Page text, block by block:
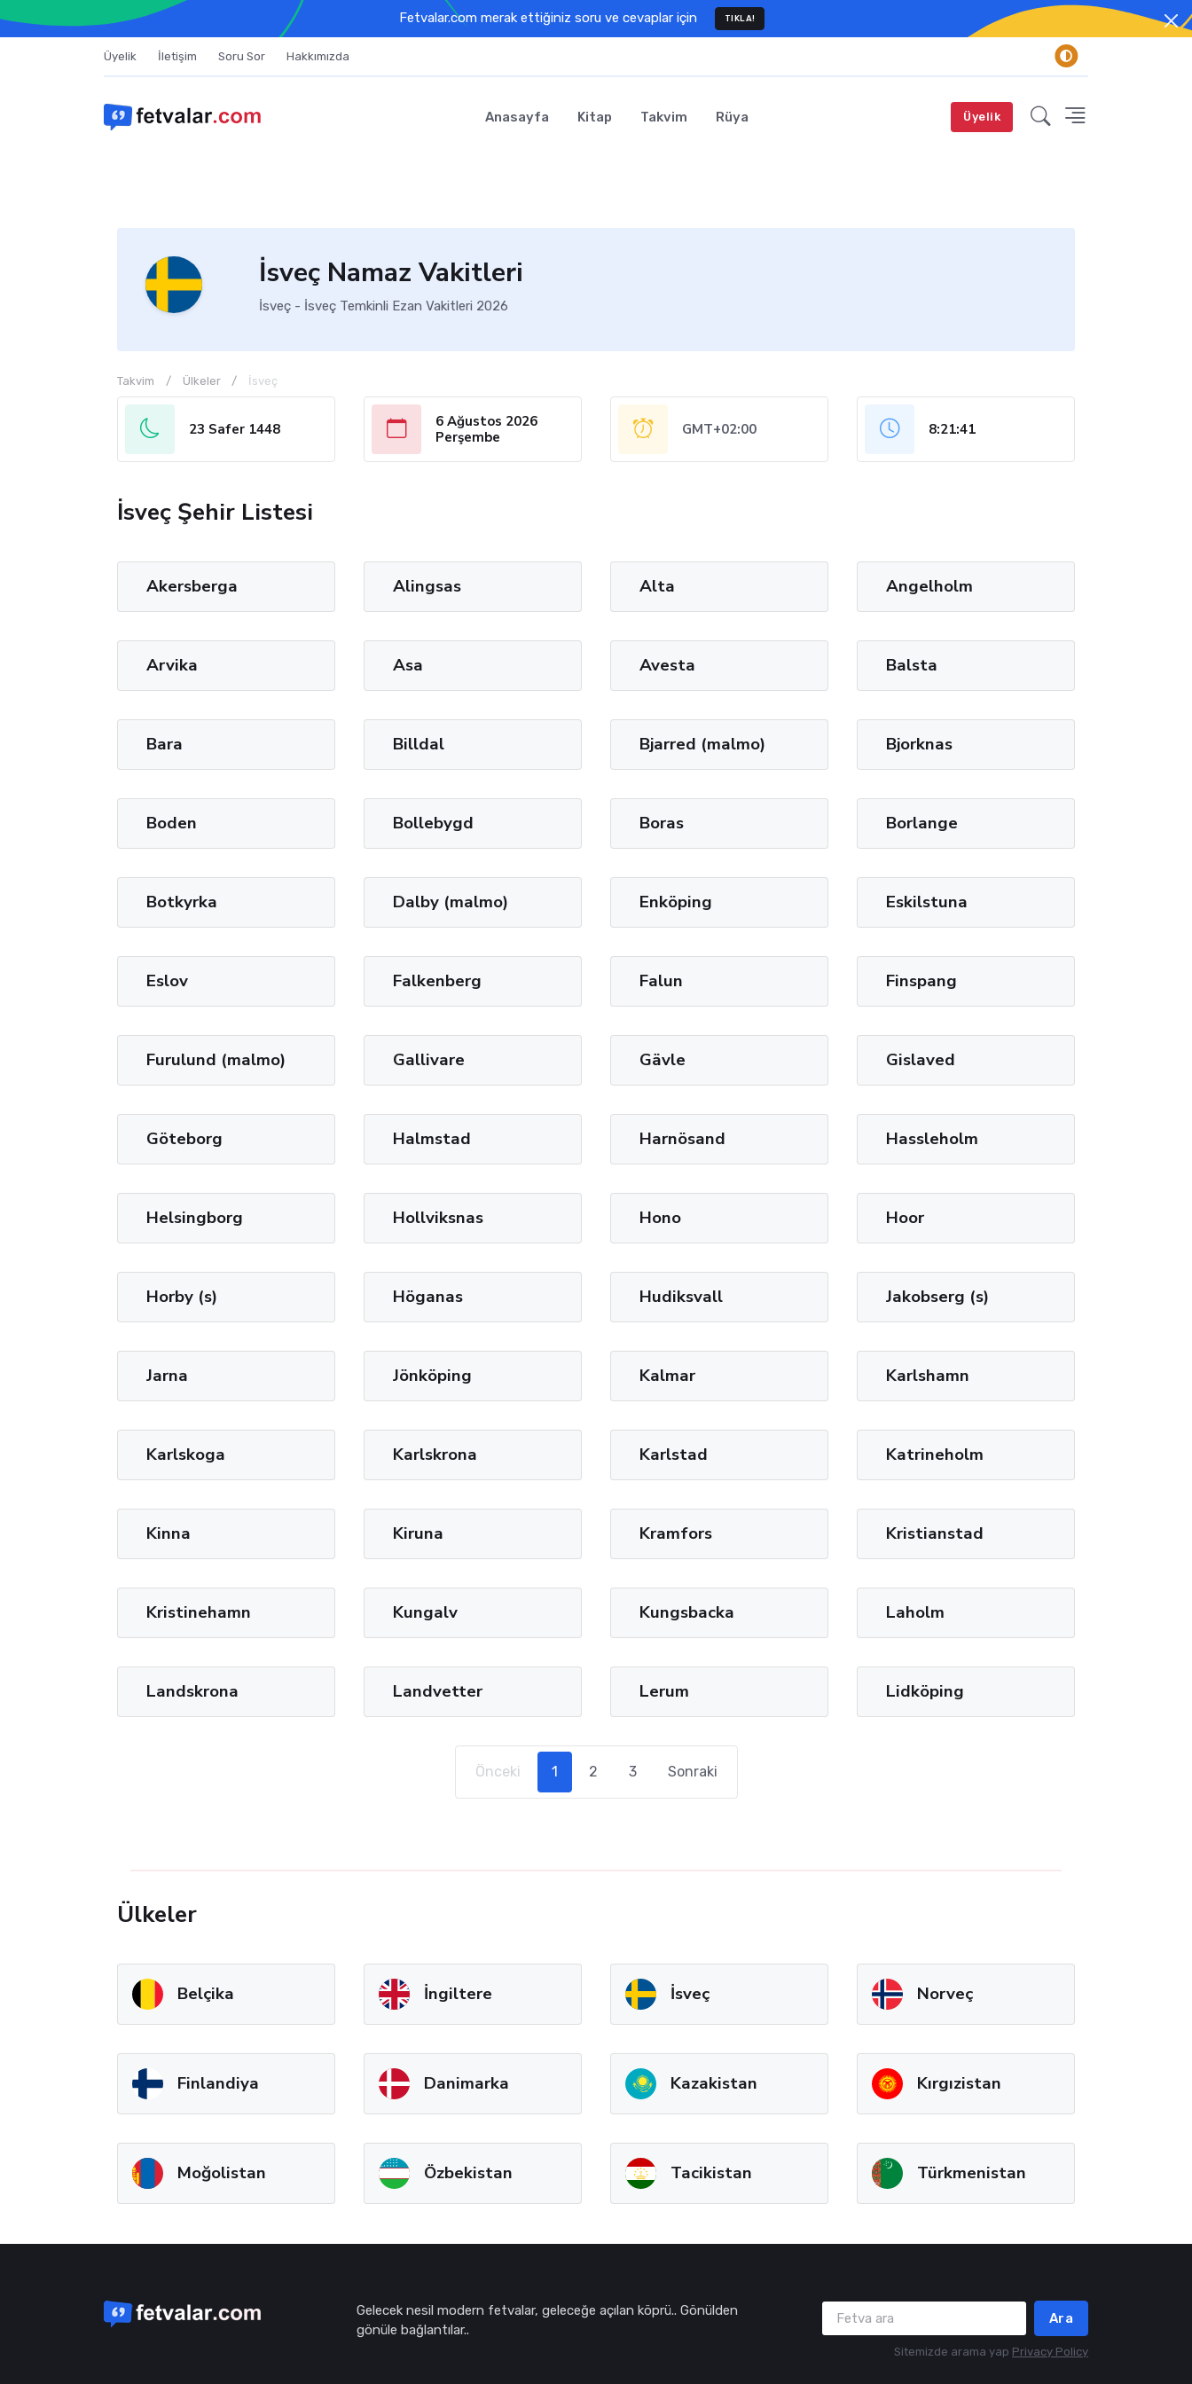
Fetvalar.com merak ettiğiniz soru ve cevaplar için TIKLA!
Üyelik İletişim Soru Sor Hakkımızda
Anasayfa Kitap Takvim Rüya Üyelik
İsveç Namaz Vakitleri
İsveç - İsveç Temkinli Ezan Vakitleri 2026
Takvim Ülkeler İsveç
23 Safer 1448
6 Ağustos 2026
Perşembe
GMT+02:00 8:21:41
İsveç Şehir Listesi
Akersberga Alingsas Alta Angelholm
Arvika Asa Avesta Balsta
Bara Billdal Bjarred (malmo) Bjorknas
Boden Bollebygd Boras Borlange
Botkyrka Dalby (malmo) Enköping Eskilstuna
Eslov Falkenberg Falun Finspang
Furulund (malmo) Gallivare Gävle Gislaved
Göteborg Halmstad Harnösand Hassleholm
Helsingborg Hollviksnas Hono Hoor
Horby (s) Höganas Hudiksvall Jakobserg (s)
Jarna Jönköping Kalmar Karlshamn
Karlskoga Karlskrona Karlstad Katrineholm
Kinna Kiruna Kramfors Kristianstad
Kristinehamn Kungalv Kungsbacka Laholm
Landskrona Landvetter Lerum Lidköping
Önceki 1 2 3 Sonraki
Ülkeler
Belçika İngiltere İsveç Norveç
Finlandiya Danimarka Kazakistan Kırgızistan
Moğolistan Özbekistan Tacikistan Türkmenistan
Gelecek nesil modern fetvalar, geleceğe açılan köprü.. Gönülden
gönüle bağlantılar..
Ara
Sitemizde arama yap Privacy Policy